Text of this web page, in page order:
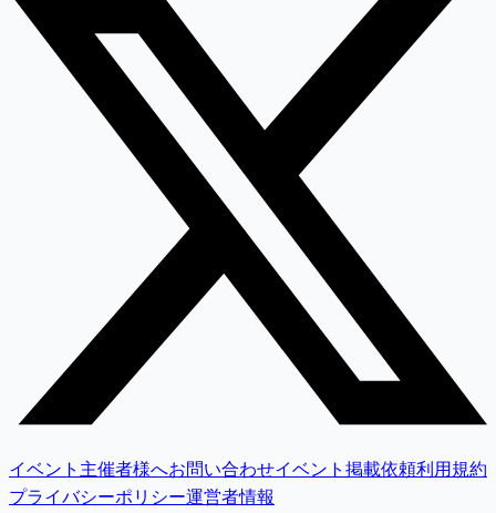
イベント主催者様へお問い合わせイベント掲載依頼利用規約
プライバシーポリシー運営者情報